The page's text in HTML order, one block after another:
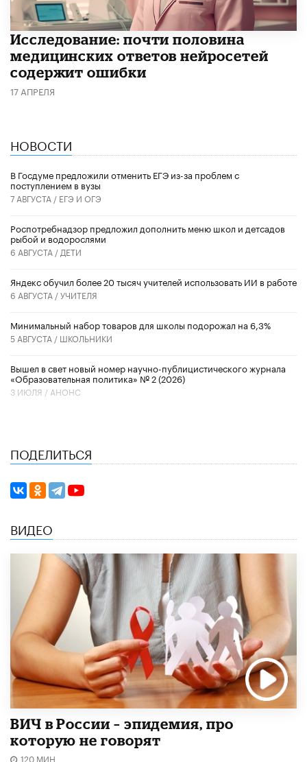
Исследование: почти половина
медицинских ответов нейросетей
содержит ошибки
17 АПРЕЛЯ
НОВОСТИ
В Госдуме предложили отменить ЕГЭ из-за проблем с
поступлением в вузы
7 АВГУСТА / ЕГЭ И ОГЭ
Роспотребнадзор предложил дополнить меню школ и детсадов
рыбой и водорослями
6 АВГУСТА / ДЕТИ
​Яндекс обучил более 20 тысяч учителей использовать ИИ в работе
6 АВГУСТА /УЧИТЕЛЯ
Минимальный набор товаров для школы подорожал на 6,3%
5 АВГУСТА / ШКОЛЬНИКИ
Вышел в свет новый номер научно-публицистического журнала
«Образовательная политика» № 2 (2026)
3 ИЮЛЯ / АНОНС
ПОДЕЛИТЬСЯ
ВИДЕО
ВИЧ в России – эпидемия, про
которую не говорят
120 МИН.